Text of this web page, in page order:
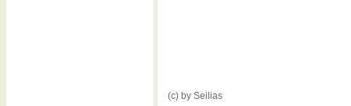
(c) by Seilias